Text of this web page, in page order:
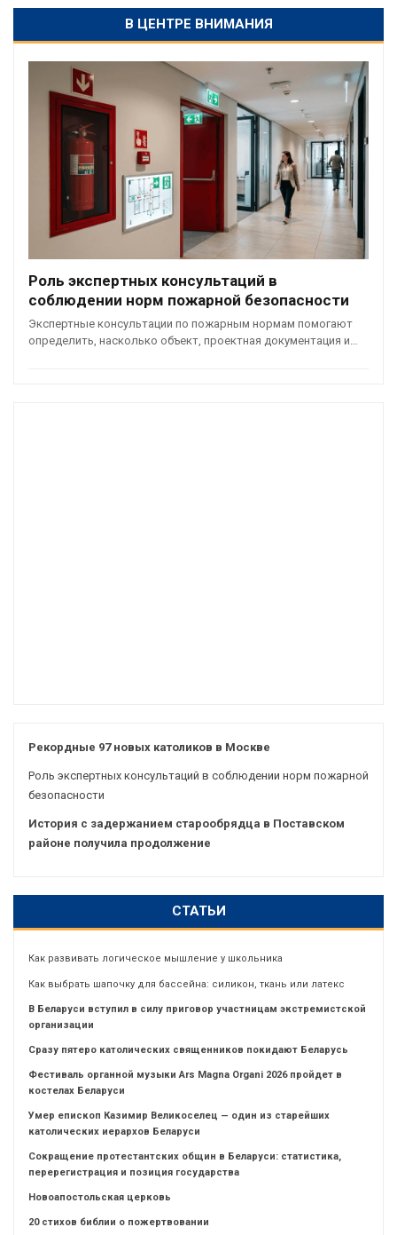
В ЦЕНТРЕ ВНИМАНИЯ
Роль экспертных консультаций в
соблюдении норм пожарной безопасности
Экспертные консультации по пожарным нормам помогают
определить, насколько объект, проектная документация и…
Рекордные 97 новых католиков в Москве
Роль экспертных консультаций в соблюдении норм пожарной
безопасности
История с задержанием старообрядца в Поставском
районе получила продолжение
СТАТЬИ
Как развивать логическое мышление у школьника
Как выбрать шапочку для бассейна: силикон, ткань или латекс
В Беларуси вступил в силу приговор участницам экстремистской
организации
Сразу пятеро католических священников покидают Беларусь
Фестиваль органной музыки Ars Magna Organi 2026 пройдет в
костелах Беларуси
Умер епископ Казимир Великоселец — один из старейших
католических иерархов Беларуси
Сокращение протестантских общин в Беларуси: статистика,
перерегистрация и позиция государства
Новоапостольская церковь
20 стихов библии о пожертвовании